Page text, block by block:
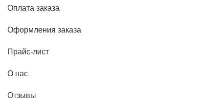
Оплата заказа
Оформления заказа
Прайс-лист
О нас
Отзывы